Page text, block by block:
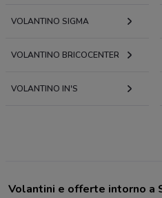
VOLANTINO SIGMA
VOLANTINO BRICOCENTER
VOLANTINO IN'S
Volantini e offerte intorno a